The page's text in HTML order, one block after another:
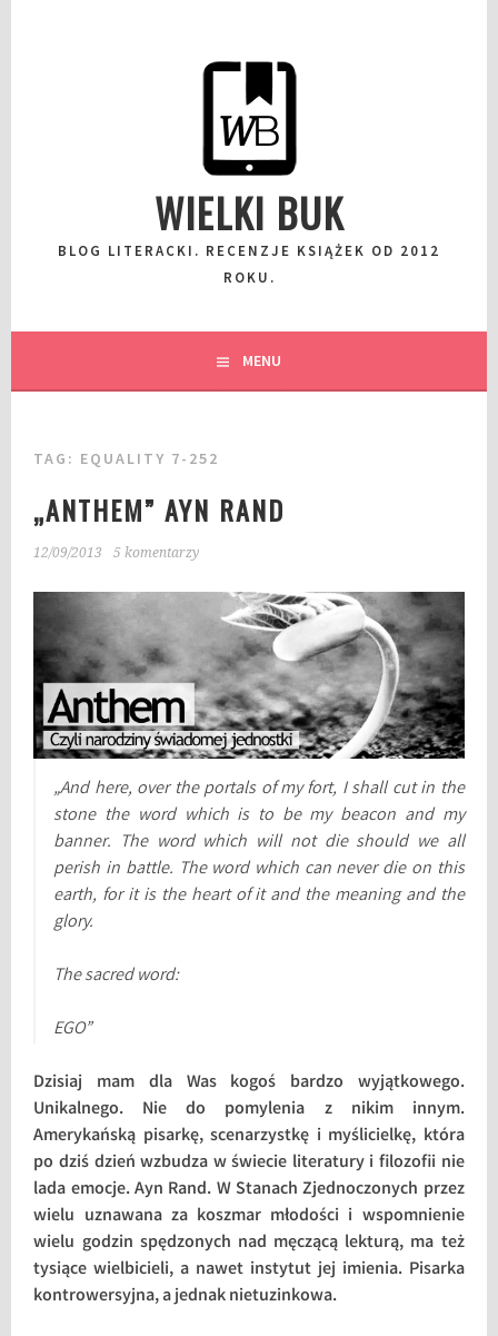
WIELKI BUK
BLOG LITERACKI. RECENZJE KSIĄŻEK OD 2012
ROKU.
MENU
TAG: EQUALITY 7-252
„ANTHEM” AYN RAND
12/09/2013 5 komentarzy
„And here, over the portals of my fort, I shall cut in the
stone the word which is to be my beacon and my
banner. The word which will not die should we all
perish in battle. The word which can never die on this
earth, for it is the heart of it and the meaning and the
glory.
The sacred word:
EGO”
Dzisiaj mam dla Was kogoś bardzo wyjątkowego.
Unikalnego. Nie do pomylenia z nikim innym.
Amerykańską pisarkę, scenarzystkę i myślicielkę, która
po dziś dzień wzbudza w świecie literatury i filozofii nie
lada emocje. Ayn Rand. W Stanach Zjednoczonych przez
wielu uznawana za koszmar młodości i wspomnienie
wielu godzin spędzonych nad męczącą lekturą, ma też
tysiące wielbicieli, a nawet instytut jej imienia. Pisarka
kontrowersyjna, a jednak nietuzinkowa.